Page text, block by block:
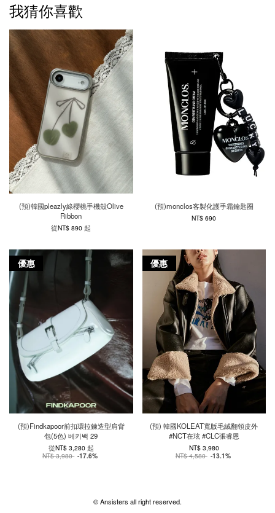
我猜你喜歡
(預)韓國pleazly綠櫻桃手機殼Olive
Ribbon
從NT$ 890起
(預)monclos客製化護手霜鑰匙圈
NT$ 690
優惠
(預)Findkapoor前扣環拉鍊造型肩背
包(5色) 베키백 29
從NT$ 3,280 起
NT$ 3,980 -17.6%
優惠
(預) 韓國KOLEAT寬版毛絨翻領皮外
#NCT在玹 #CLC張睿恩
NT$ 3,980
NT$ 4,580 -13.1%
© Ansisters all right reserved.